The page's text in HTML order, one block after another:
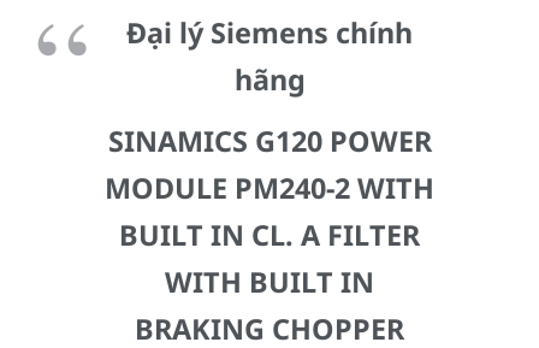
Đại lý Siemens chính
hãng
SINAMICS G120 POWER
MODULE PM240-2 WITH
BUILT IN CL. A FILTER
WITH BUILT IN
BRAKING CHOPPER